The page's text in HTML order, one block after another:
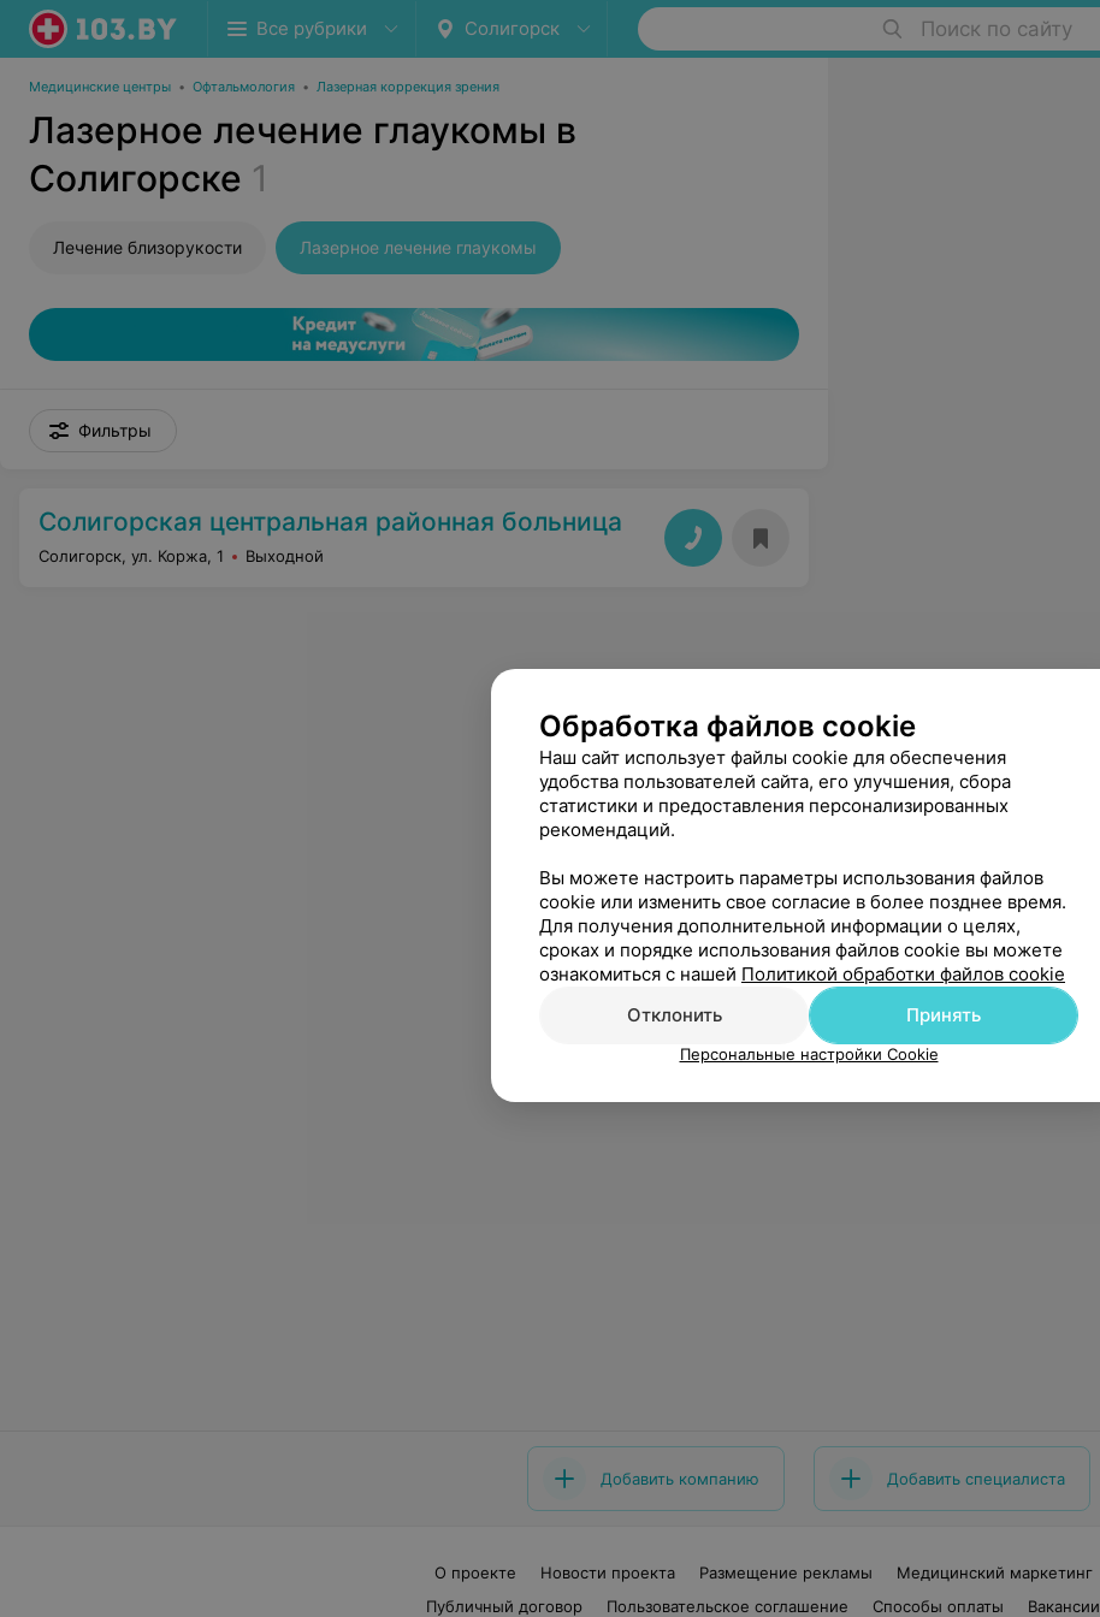
Все рубрики Солигорск Поиск по сайту
Медицинские центры • Офтальмология • Лазерная коррекция зрения
Лазерное лечение глаукомы в
Солигорске 1
Лечение близорукости Лазерное лечение глаукомы
Фильтры
Солигорская центральная районная больница
Солигорск, ул. Коржа, 1 Выходной
Добавить компанию Добавить специалиста
О проекте Новости проекта Размещение рекламы
Медицинский маркетинг
Публичный договор
Пользовательское соглашение Способы оплаты Вакансии
Обработка файлов cookie
Наш сайт использует файлы cookie для обеспечения
удобства пользователей сайта, его улучшения, сбора
статистики и предоставления персонализированных
рекомендаций.
Вы можете настроить параметры использования файлов
cookie или изменить свое согласие в более позднее время.
Для получения дополнительной информации о целях,
сроках и порядке использования файлов cookie вы можете
ознакомиться с нашей Политикой обработки файлов cookie
Отклонить
Принять
Персональные настройки Cookie